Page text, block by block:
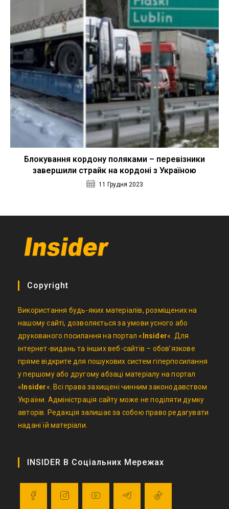
Блокування кордону поляками – перевізники
завершили страйк на кордоні з Україною
11 Грудня 2023
Copyright
Використання будь-яких матеріалів, розміщених на
нашому сайті, дозволяється за умови усного або
друкованого посилання на портал « Insider«. Для
інтернет-видань та інших веб-сайтів – обов’язкове
пряме відкрите для пошукових систем гіперпосилання
у першому або другому абзаці матеріалу на портал
« Insider«. Всі права захищені чинним законодавством
України. Адміністрація сайту може не поділяти думку
авторів. Редакція залишає за собою право редагувати
надані їй матеріали.
INSIDER В Соціальних Мережах